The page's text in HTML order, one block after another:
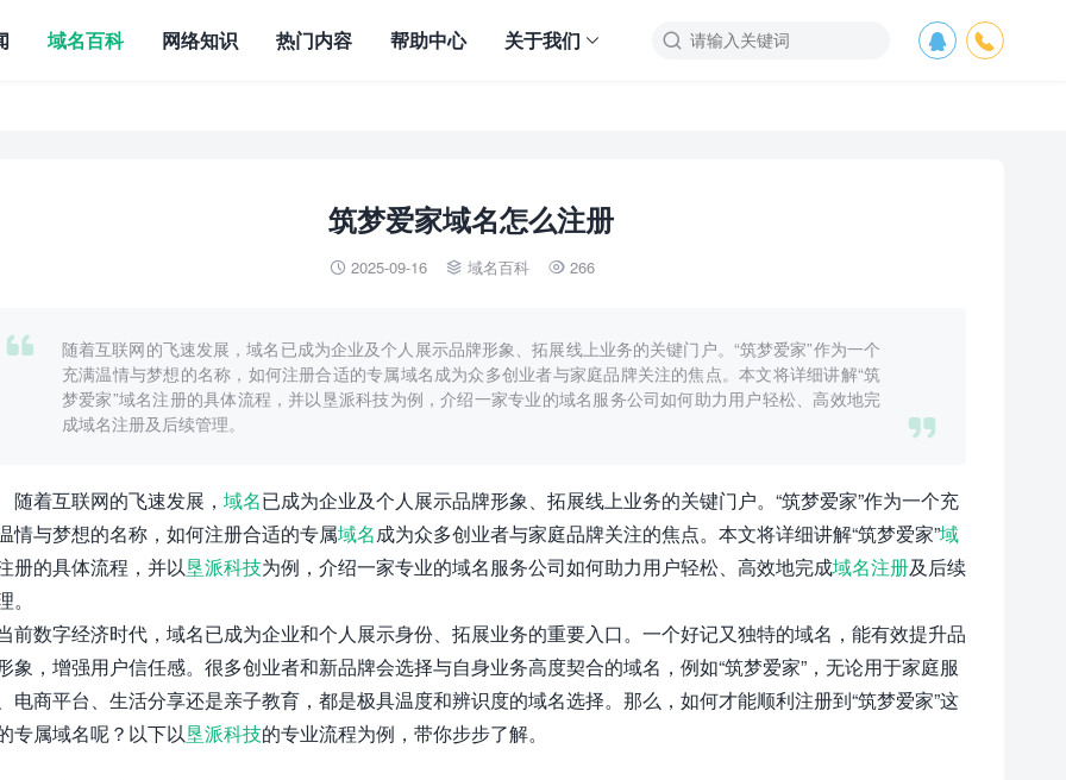
 

域名百科 网络知识 热门内容 帮助中心 关于我们
筑梦爱家域名怎么注册
 2025-09-16  域名百科  266


随着互联网的飞速发展，域名已成为企业及个人展示品牌形象、拓展线上业务的关键门户。“筑梦爱家”作为一个
充满温情与梦想的名称，如何注册合适的专属域名成为众多创业者与家庭品牌关注的焦点。本文将详细讲解“筑
梦爱家”域名注册的具体流程，并以垦派科技为例，介绍一家专业的域名服务公司如何助力用户轻松、高效地完
成域名注册及后续管理。
随着互联网的飞速发展， 域名已成为企业及个人展示品牌形象、拓展线上业务的关键门户。“筑梦爱家”作为一个充
情与梦想的名称，如何注册合适的专属域名成为众多创业者与家庭品牌关注的焦点。本文将详细讲解“筑梦爱家”域
册的具体流程，并以垦派科技为例，介绍一家专业的域名服务公司如何助力用户轻松、高效地完成域名注册及后续
。
前数字经济时代，域名已成为企业和个人展示身份、拓展业务的重要入口。一个好记又独特的域名，能有效提升品
象，增强用户信任感。很多创业者和新品牌会选择与自身业务高度契合的域名，例如“筑梦爱家”，无论用于家庭服
电商平台、生活分享还是亲子教育，都是极具温度和辨识度的域名选择。那么，如何才能顺利注册到“筑梦爱家”这
专属域名呢？以下以垦派科技的专业流程为例，带你步步了解。